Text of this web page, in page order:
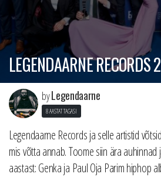
LEGENDAARNE
byLegendaarne
8 AASTAT TAGASI
Legendaarne Records ja selle artistid
mis võtta annab. Toome siin ära
aastast: Genka ja Paul Oja Parim hiphop